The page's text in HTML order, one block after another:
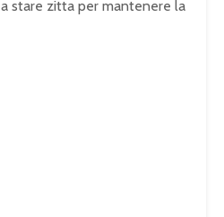
stare zitta per mantenere la